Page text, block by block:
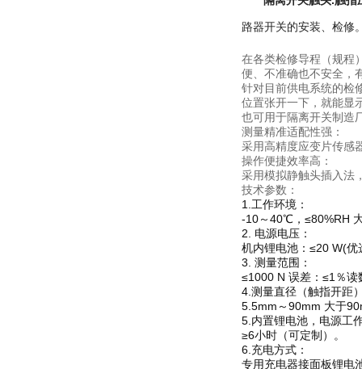
路器开关的安装、检修
在各类检修导程（规程
便、不准确也不安全，
针对目前供电系统的检
位置张开一下，就能显
也可用于隔离开关制造
测量精准适配性强：
采用高精度应变片传感
操作便捷效率高：
采用模拟静触头插入法
技术参数：
1.工作环境：
-10～40℃，≤80%RH
2. 电源电压：
机内锂电池：≤20 W(
3. 测量范围：
≤1000 N 误差：≤1％读
4.测量直径（触指开距
5.5mm～90mm 大于
5.内置锂电池，电源工
≥6小时（可定制）。
6.充电方式：
专用充电器接面板锂电